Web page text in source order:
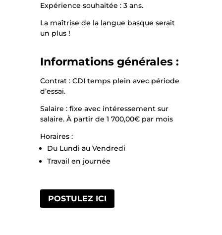
Expérience souhaitée : 3 ans.
La maîtrise de la langue basque serait
un plus !
Informations générales :
Contrat : CDI temps plein avec période
d’essai.
Salaire : fixe avec intéressement sur
salaire. À partir de 1 700,00€ par mois
Horaires :
Du Lundi au Vendredi
Travail en journée
POSTULEZ ICI